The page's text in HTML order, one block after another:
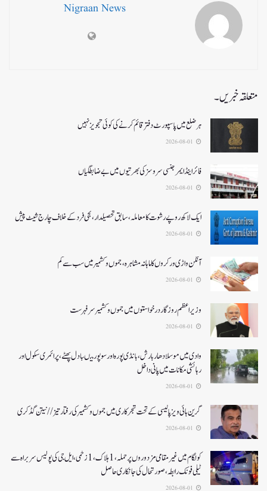
Nigraan News
متعلقہ خبریں۔
ہر ضلع میں پاسپورٹ دفتر قائم کرنے کی کوئی تجویز نہیں
فائر اینڈ ایمرجنسی سروسزکی بھرتیوں میں بے ضابطگیاں
ایک لاکھ روپے رشوت کا معاملہ،سابق تحصیلدار، نجی فرد کے خلاف چارج شیٹ پیش
آنگن واڑی ورکروں کا ماہانہ مشاہرہ، جموں و کشمیر میں سب سے کم
وزیر اعظم روزگار درخواستوں میں جموں و کشمیر سرفہرست
وادی میں موسلادھار بارش،بانڈی پورہ اور سوپور میںبادل پھٹے، پرائمری سکول اور
رہائشی مکانات میں پانی داخل
گرین ہائی ویز پالیسی کے تحت شجرکاری میں جموں و کشمیر کی رفتار تیز// نیتن گڈکری
کولگام میں غیر مقامی مزدوروں پر حملہ،1ہلاک،1زخمی،ایل جی کی پولیس سربراہ سے
ٹیلی فونک رابطہ، صورتحال کی جانکاری حاصل